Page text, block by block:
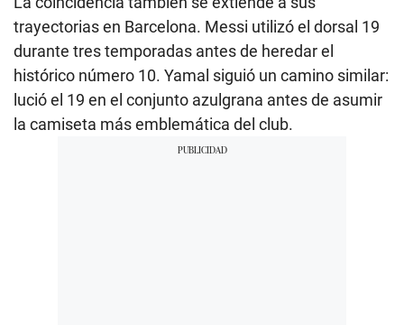
trayectorias en Barcelona. Messi utilizó el dorsal 19
durante tres temporadas antes de heredar el
histórico número 10. Yamal siguió un camino similar:
lució el 19 en el conjunto azulgrana antes de asumir
la camiseta más emblemática del club.